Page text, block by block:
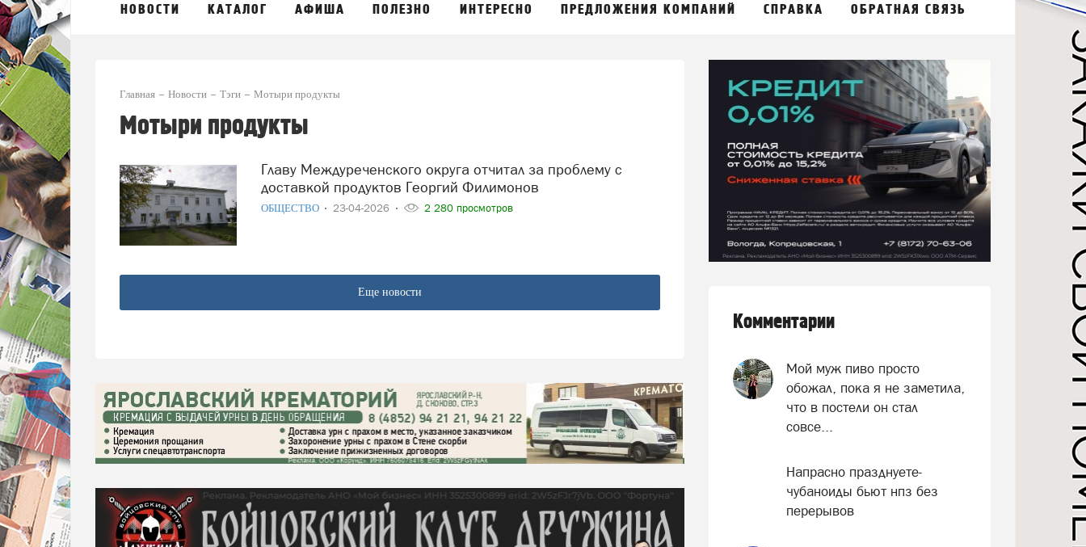
НОВОСТИ КАТАЛОГ АФИША ПОЛЕЗНО ИНТЕРЕСНО ПРЕДЛОЖЕНИЯ КОМПАНИЙ СПРАВКА ОБРАТНАЯ СВЯЗЬ
Главная Новости Тэги Мотыри продукты
Мотыри продукты
Главу Междуреченского округа отчитал за проблему с
доставкой продуктов Георгий Филимонов
ОБЩЕСТВО 23-04-2026 2 280 просмотров
Еще новости
Комментарии
Мой муж пиво просто
обожал, пока я не заметила,
что в постели он стал
совсе...
Напрасно празднуете-
чубаноиды бьют нпз без
перерывов